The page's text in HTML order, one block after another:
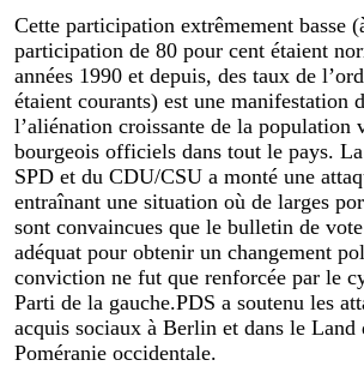
Cette participation extrêmement basse
participation de 80 pour cent étaient
années 1990 et depuis, des taux de
étaient courants) est une manifestation
l’aliénation croissante de la population
bourgeois officiels dans tout le pays.
SPD et du CDU/CSU a monté une
entraînant une situation où de larges
sont convaincues que le bulletin de
adéquat pour obtenir un changement
conviction ne fut que renforcée par le
Parti de la gauche.PDS a soutenu les
acquis sociaux à Berlin et dans le
Poméranie occidentale.